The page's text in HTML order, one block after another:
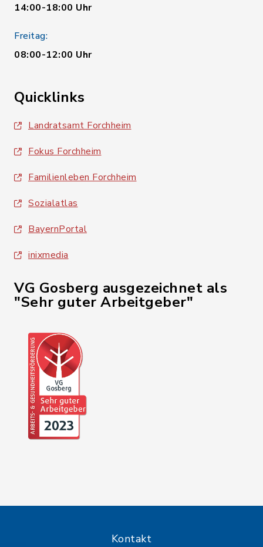
14:00-18:00 Uhr
Freitag:
08:00-12:00 Uhr
Quicklinks
Landratsamt Forchheim
Fokus Forchheim
Familienleben Forchheim
Sozialatlas
BayernPortal
inixmedia
VG Gosberg ausgezeichnet als
"Sehr guter Arbeitgeber"
Kontakt